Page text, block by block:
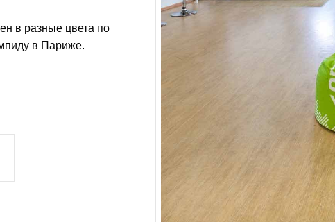
в разные цвета по
в Париже.